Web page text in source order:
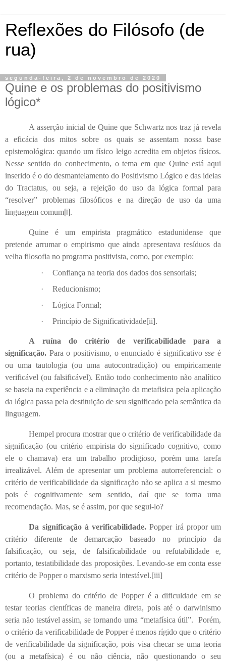
Reflexões do Filósofo (de
rua)
segunda-feira, 2 de novembro de 2020
Quine e os problemas do positivismo
lógico*
A asserção inicial de Quine que Schwartz nos traz já revela
a eficácia dos mitos sobre os quais se assentam nossa base
epistemológica: quando um físico leigo acredita em objetos físicos.
Nesse sentido do conhecimento, o tema em que Quine está aqui
inserido é o do desmantelamento do Positivismo Lógico e das ideias
do Tractatus, ou seja, a rejeição do uso da lógica formal para
“resolver” problemas filosóficos e na direção de uso da uma
linguagem comum[i].
Quine é um empirista pragmático estadunidense que
pretende arrumar o empirismo que ainda apresentava resíduos da
velha filosofia no programa positivista, como, por exemplo:
·
Confiança na teoria dos dados dos sensoriais;
·
Reducionismo;
·
Lógica Formal;
·
Princípio de Significatividade[ii].
A ruína do critério de verificabilidade para a
significação. Para o positivismo, o enunciado é significativosse é
ou uma tautologia (ou uma autocontradição) ou empiricamente
verificável (ou falsificável). Então todo conhecimento não analítico
se baseia na experiência e a eliminação da metafisica pela aplicação
da lógica passa pela destituição de seu significado pela semântica da
linguagem.
Hempel procura mostrar que o critério de verificabilidade da
significação (ou critério empirista do significado cognitivo, como
ele o chamava) era um trabalho prodigioso, porém uma tarefa
irrealizável. Além de apresentar um problema autorreferencial: o
critério de verificabilidade da significação não se aplica a si mesmo
pois é cognitivamente sem sentido, daí que se torna uma
recomendação. Mas, se é assim, por que segui-lo?
Da significação à verificabilidade. Popper irá propor um
critério diferente de demarcação baseado no princípio da
falsificação, ou seja, de falsificabilidade ou refutabilidade e,
portanto, testatibilidade das proposições. Levando-se em conta esse
critério de Popper o marxismo seria intestável.[iii]
O problema do critério de Popper é a dificuldade em se
testar teorias científicas de maneira direta, pois até o darwinismo
seria não testável assim, se tornando uma “metafísica útil”. Porém,
o critério da verificabilidade de Popper é menos rígido que o critério
de verificabilidade da significação, pois visa checar se uma teoria
(ou a metafísica) é ou não ciência, não questionando o seu